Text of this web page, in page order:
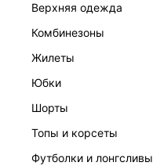
верхняя одежда
комбинезоны
жилеты
юбки
шорты
топы и корсеты
футболки и лонгсливы